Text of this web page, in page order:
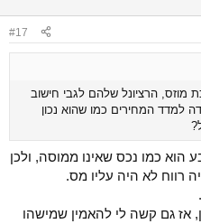
#17
מוזס, הרציונל שלהם לגבי חישוב
למדד המחירים כמו שהוא נכון
כמו נכס שאינו ממוסה, ולכן
רווח לא היה עליו מס.
אז גם קשה לי להאמין שמישהו